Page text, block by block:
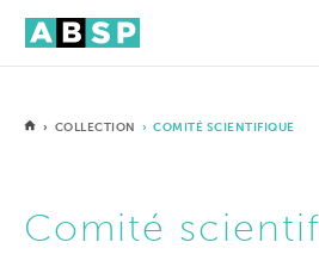
› COLLECTION › COMITÉ SCIENTIFIQUE
Comité